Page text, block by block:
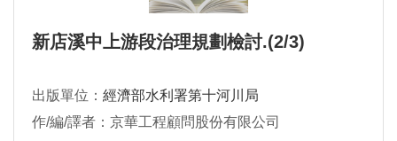
新店溪中上游段治理規劃檢討.(2/3)
出版單位： 經濟部水利署第十河川局
作/編/譯者：京華工程顧問股份有限公司